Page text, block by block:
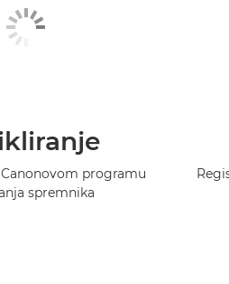
programu
spremnika